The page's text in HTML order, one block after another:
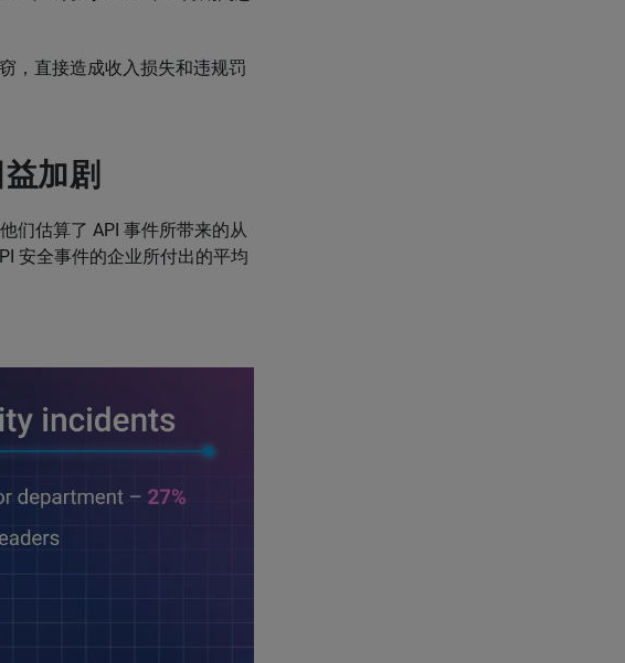
，直接造成收入损失和违规罚
加剧
们估算了 API 事件所带来的从
安全事件的企业所付出的平均